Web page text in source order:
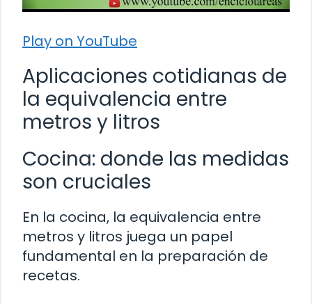
Play on YouTube
Aplicaciones cotidianas de
la equivalencia entre
metros y litros
Cocina: donde las medidas
son cruciales
En la cocina, la equivalencia entre
metros y litros juega un papel
fundamental en la preparación de
recetas.